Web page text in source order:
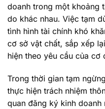
doanh trong một khoảng
do khác nhau. Việc tạm
tình hình tài chính khó
cơ sở vật chất, sắp xếp
hiện theo yêu cầu của cơ
Trong thời gian tạm
thực hiện trách nhiệm
quan đăng ký kinh